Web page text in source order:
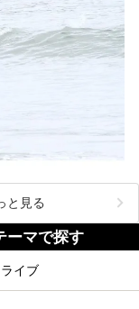
と見る
ーマで探す
イブ